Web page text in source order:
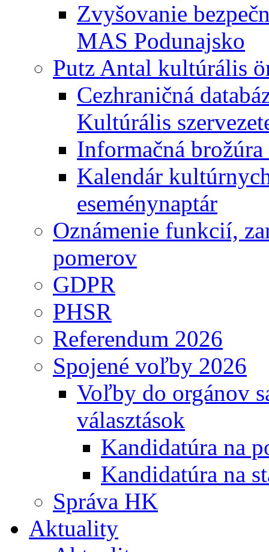
Zvyšovanie
MAS Podunajsko
Putz Antal kultúrális
Cezhraničná
Kultúrális
Informačná
Kalendár
eseménynaptár
Oznámenie funkcií,
pomerov
GDPR
PHSR
Referendum 2026
Spojené voľby 2026
Voľby do orgánov
választások
Kandidatúra na
Kandidatúra na
Správa HK
Aktuality